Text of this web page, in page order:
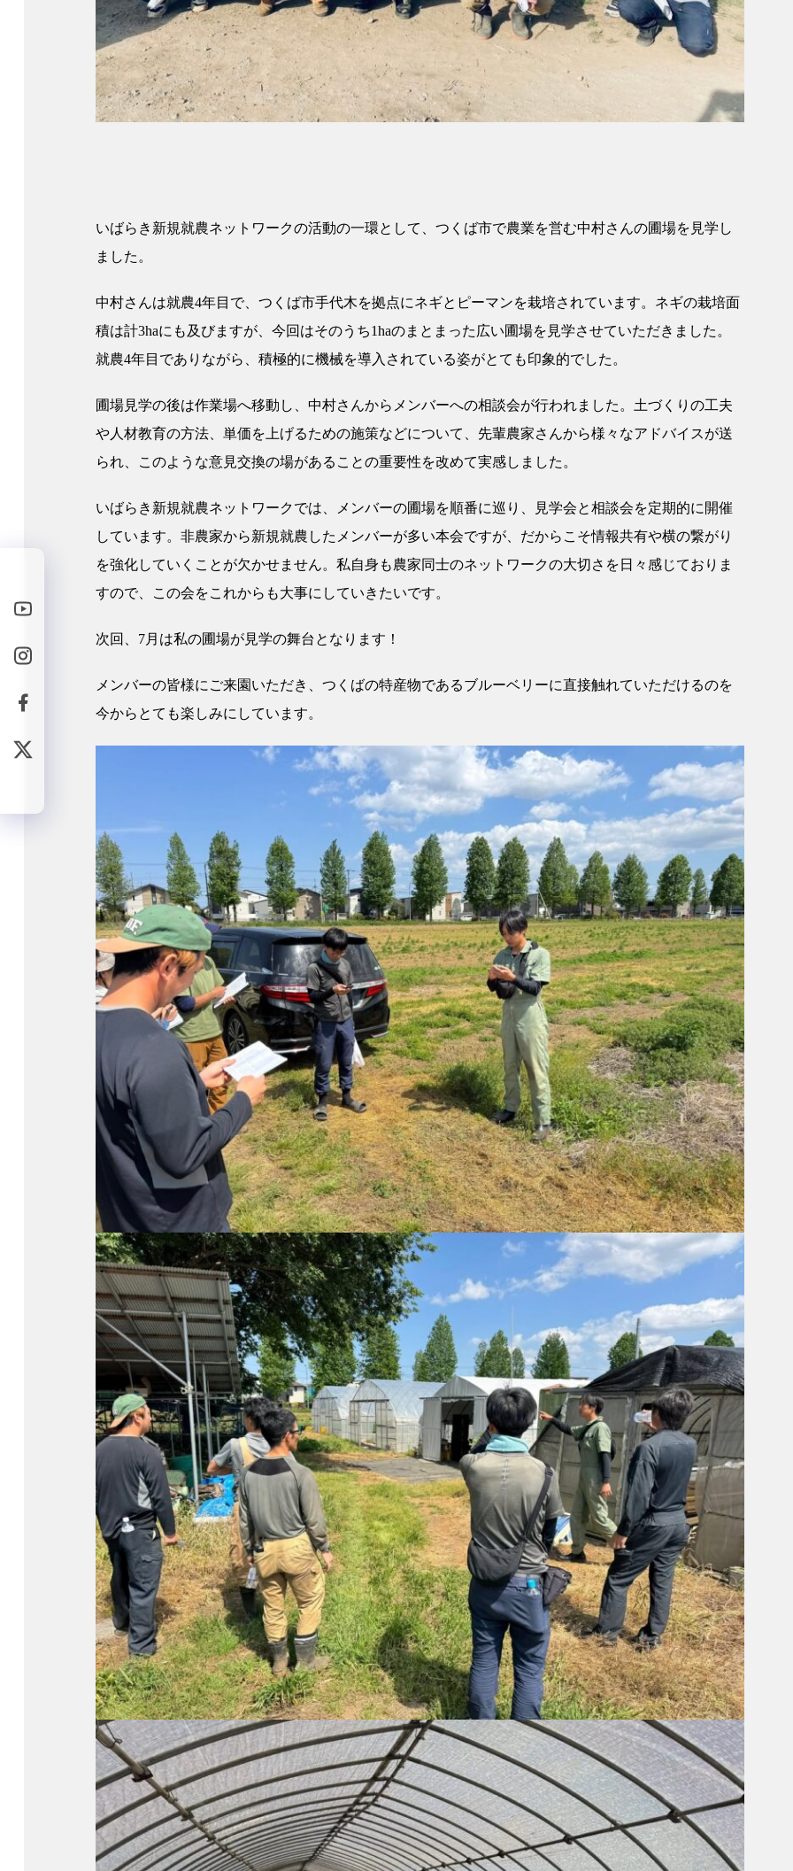
いばらき新規就農ネットワークの活動の一環として、つくば市で農業を営む中村さんの圃場を見学し
ました。
中村さんは就農4年目で、つくば市手代木を拠点にネギとピーマンを栽培されています。ネギの栽培面
積は計3haにも及びますが、今回はそのうち1haのまとまった広い圃場を見学させていただきました。
就農4年目でありながら、積極的に機械を導入されている姿がとても印象的でした。
圃場見学の後は作業場へ移動し、中村さんからメンバーへの相談会が行われました。土づくりの工夫
や人材教育の方法、単価を上げるための施策などについて、先輩農家さんから様々なアドバイスが送
られ、このような意見交換の場があることの重要性を改めて実感しました。
いばらき新規就農ネットワークでは、メンバーの圃場を順番に巡り、見学会と相談会を定期的に開催
しています。非農家から新規就農したメンバーが多い本会ですが、だからこそ情報共有や横の繋がり
を強化していくことが欠かせません。私自身も農家同士のネットワークの大切さを日々感じておりま
すので、この会をこれからも大事にしていきたいです。
次回、7月は私の圃場が見学の舞台となります！
メンバーの皆様にご来園いただき、つくばの特産物であるブルーベリーに直接触れていただけるのを
今からとても楽しみにしています。